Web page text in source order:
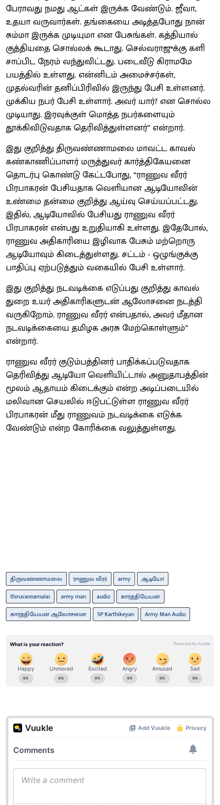
பேராவது நமது ஆட்கள் இருக்க வேண்டும். ஜீவா,
உதயா வருவார்கள். தங்கையை அடித்தபோது நான்
சும்மா இருக்க முடியுமா என பேசுங்கள். கத்தியால்
குத்தியதை சொல்லக் கூடாது. செல்வராஜுக்கு களி
சாப்பிட நேரம் வந்துவிட்டது. படைவீடு கிராமமே
பயத்தில் உள்ளது. என்னிடம் அமைச்சர்கள்,
முதல்வரின் தனிப்பிரிவில் இருந்து பேசி உள்ளனர்.
முக்கிய நபர் பேசி உள்ளார். அவர் யார்? என சொல்ல
முடியாது. இரவுக்குள் மொத்த நபர்களையும்
தூக்கிவிடுவதாக தெரிவித்துள்ளனர்” என்றார்.
இது குறித்து திருவண்ணாமலை மாவட்ட காவல்
கண்காணிப்பாளர் மருத்துவர் கார்த்திகேயனை
தொடர்பு கொண்டு கேட்டபோது, “ராணுவ வீரர்
பிரபாகரன் பேசியதாக வெளியான ஆடியோவின்
உண்மை தன்மை குறித்து ஆய்வு செய்யப்பட்டது.
இதில், ஆடியோவில் பேசியது ராணுவ வீரர்
பிரபாகரன் என்பது உறுதியாகி உள்ளது. இதேபோல்,
ராணுவ அதிகாரியை இழிவாக பேசும் மற்றொரு
ஆடியோவும் கிடைத்துள்ளது. சட்டம் - ஒழுங்குக்கு
பாதிப்பு ஏற்படுத்தும் வகையில் பேசி உள்ளார்.
இது குறித்து நடவடிக்கை எடுப்பது குறித்து காவல்
துறை உயர் அதிகாரிகளுடன் ஆலோசனை நடத்தி
வருகிறோம். ராணுவ வீரர் என்பதால், அவர் மீதான
நடவடிக்கையை தமிழக அரசு மேற்கொள்ளும்”
என்றார்.
ராணுவ வீரர் குடும்பத்தினர் பாதிக்கப்படுவதாக
தெரிவித்து ஆடியோ வெளியிட்டால் அனுதாபத்தின்
மூலம் ஆதாயம் கிடைக்கும் என்ற அடிப்படையில்
மலிவான செயலில் ஈடுபட்டுள்ள ராணுவ வீரர்
பிரபாகரன் மீது ராணுவம் நடவடிக்கை எடுக்க
வேண்டும் என்ற கோரிக்கை வலுத்துள்ளது.
திருவண்ணாமலை ராணுவ வீரர் army
ஆடியோ
thiruvannamalai
army man audio
கார்த்தியேயன்
கார்த்தியேயன் ஆலோசனை
SP Karthikeyan Army Man Audio